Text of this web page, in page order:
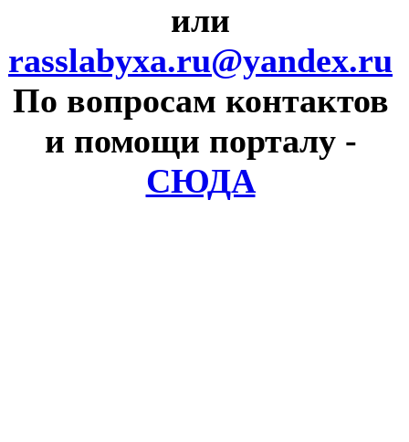
или
rasslabyxa.ru@yandex.ru
По вопросам контактов
и помощи порталу -
СЮДА